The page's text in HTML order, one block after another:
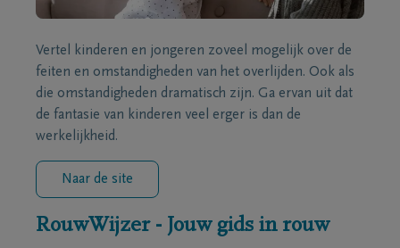
Vertel kinderen en jongeren zoveel mogelijk over de
feiten en omstandigheden van het overlijden. Ook als
die omstandigheden dramatisch zijn. Ga ervan uit dat
de fantasie van kinderen veel erger is dan de
werkelijkheid.
Naar de site
RouwWijzer - Jouw gids in rouw